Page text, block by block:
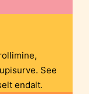
See
endalt.